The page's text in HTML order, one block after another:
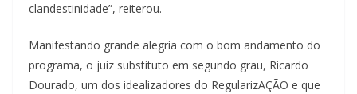
clandestinidade”, reiterou.
Manifestando grande alegria com o bom andamento do
programa, o juiz substituto em segundo grau, Ricardo
Dourado, um dos idealizadores do RegularizAÇÃO e que